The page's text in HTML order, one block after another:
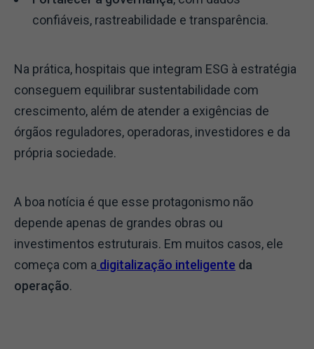
confiáveis, rastreabilidade e transparência.
Na prática, hospitais que integram ESG à estratégia
conseguem equilibrar sustentabilidade com
crescimento, além de atender a exigências de
órgãos reguladores, operadoras, investidores e da
própria sociedade.
A boa notícia é que esse protagonismo não
depende apenas de grandes obras ou
investimentos estruturais. Em muitos casos, ele
começa com a digitalização inteligente da
operação.